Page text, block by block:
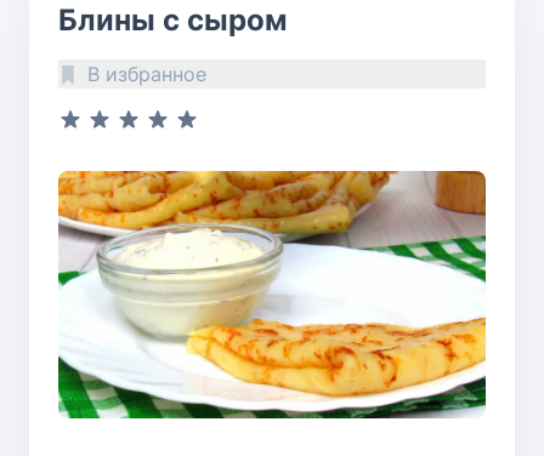
Блины с сыром
В избранное